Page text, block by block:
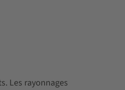
Les rayonnages